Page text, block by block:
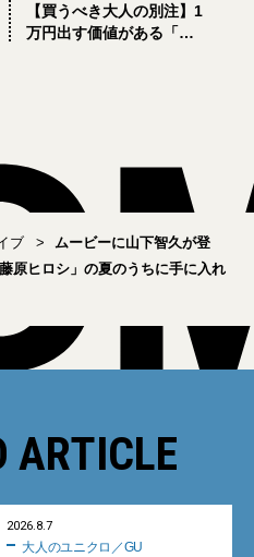
【買うべき大人の別注】1
万円出す価値がある「お
ブ
ムービーに山下智久が登
原ヒロシ」の夏のうちに手に入れ
ARTICLE
2026.8.7
大人のユニクロ／GU